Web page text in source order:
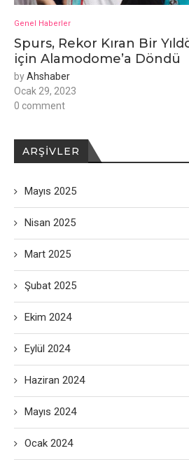
Genel Haberler
Spurs, Rekor Kıran Bir
için Alamodome’a ​​Döndü
byAhshaber
Ocak 29, 2023
0 comment
ARŞIVLER
Mayıs 2025
Nisan 2025
Mart 2025
Şubat 2025
Ekim 2024
Eylül 2024
Haziran 2024
Mayıs 2024
Ocak 2024